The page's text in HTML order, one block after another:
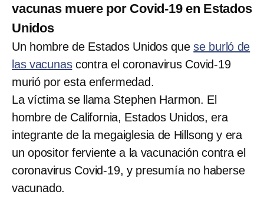
vacunas muere por Covid-19 en Estados
Unidos
Un hombre de Estados Unidos quese burló de
las vacunascontra el coronavirus Covid-19
murió por esta enfermedad.
La víctima se llama Stephen Harmon. El
hombre de California, Estados Unidos, era
integrante de la megaiglesia de Hillsong y era
un opositor ferviente a la vacunación contra el
coronavirus Covid-19, y presumía no haberse
vacunado.